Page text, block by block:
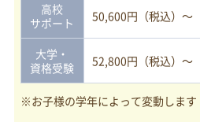
高校
サポート
50,600円（税込）～
大学・
資格受験
52,800円（税込）～
※お子様の学年によって変動します